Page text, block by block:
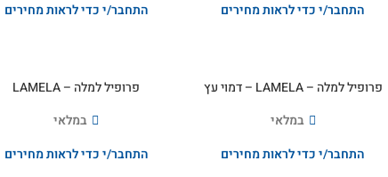
התחבר/י כדי לראות מחירים
התחבר/י כדי לראות מחירים
פרופיל למלה – LAMELA – דמוי עץ
במלאי
התחבר/י כדי לראות מחירים
פרופיל למלה – LAMELA
במלאי
התחבר/י כדי לראות מחירים